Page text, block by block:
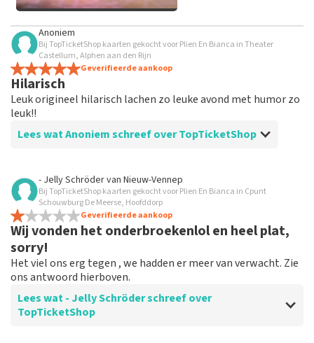
Anoniem
Bij TopTicketShop kaarten gekocht voor Plien En Bianca in Theater
Castellum, Alphen aan den Rijn
Geverifieerde aankoop
Hilarisch
Leuk origineel hilarisch lachen zo leuke avond met humor zo
leuk!!
Lees wat Anoniem schreef over TopTicketShop
Beoordeling van Anoniem overTopTicketShop
Goed
Goed………………top leuk fijne site goed geregeld
shdhhddjdkek jejdjdjd hejdjdjd jejje
- Jelly Schrödervan Nieuw-Vennep
Bij TopTicketShop kaarten gekocht voor Plien En Bianca in Cpunt
Schouwburg De Meerse, Hoofddorp
Geverifieerde aankoop
Wij vonden het onderbroekenlol en heel plat,
sorry!
Het viel ons erg tegen , we hadden er meer van verwacht. Zie
ons antwoord hierboven.
Lees wat - Jelly Schröder schreef over
TopTicketShop